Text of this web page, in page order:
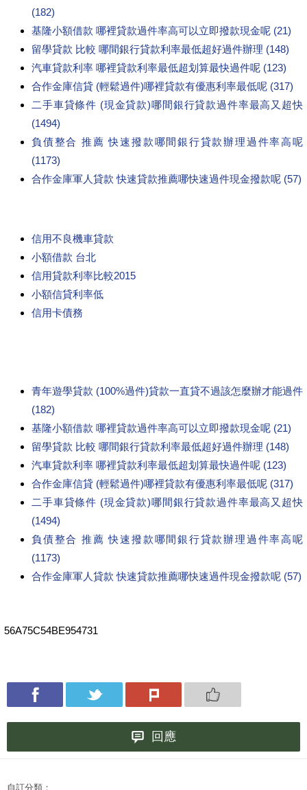
(182)
基隆小額借款 哪裡貸款過件率高可以立即撥款現金呢 (21)
留學貸款 比較 哪間銀行貸款利率最低超好過件辦理 (148)
汽車貸款利率 哪裡貸款利率最低超划算最快過件呢 (123)
合作金庫信貸 (輕鬆過件)哪裡貸款有優惠利率最低呢 (317)
二手車貸條件 (現金貸款)哪間銀行貸款過件率最高又超快
(1494)
負債整合 推薦 快速撥款哪間銀行貸款辦理過件率高呢
(1173)
合作金庫軍人貸款 快速貸款推薦哪快速過件現金撥款呢 (57)
信用不良機車貸款
小額借款 台北
信用貸款利率比較2015
小額信貸利率低
信用卡債務
青年遊學貸款 (100%過件)貸款一直貸不過該怎麼辦才能過件
(182)
基隆小額借款 哪裡貸款過件率高可以立即撥款現金呢 (21)
留學貸款 比較 哪間銀行貸款利率最低超好過件辦理 (148)
汽車貸款利率 哪裡貸款利率最低超划算最快過件呢 (123)
合作金庫信貸 (輕鬆過件)哪裡貸款有優惠利率最低呢 (317)
二手車貸條件 (現金貸款)哪間銀行貸款過件率最高又超快
(1494)
負債整合 推薦 快速撥款哪間銀行貸款辦理過件率高呢
(1173)
合作金庫軍人貸款 快速貸款推薦哪快速過件現金撥款呢 (57)
56A75C54BE954731
回應
自訂分類：